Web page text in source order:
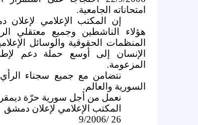
امتحاناته الجامعية.
إن المكتب الإعلامي
هؤلاء الناشطين وجميع معتقلي
المنظمات الحقوقية والوسائل
الإنسان إلى أوسع حملة دعم
المزعومة.
نتضامن مع جميع سجناء
السورية والعالم.
نعمل من أجل سورية حرّة
المكتب الإعلامي لإعلان دمشق
26 /9/2006